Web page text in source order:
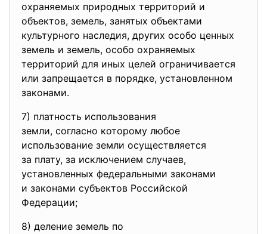
охраняемых природных территорий и
объектов, земель, занятых объектами
культурного наследия, других особо ценных
земель и земель, особо охраняемых
территорий для иных целей ограничивается
или запрещается в порядке, установленном
законами.
7) платность использования
земли, согласно которому любое
использование земли осуществляется
за плату, за исключением случаев,
установленных федеральными законами
и законами субъектов Российской
Федерации;
8) деление земель по